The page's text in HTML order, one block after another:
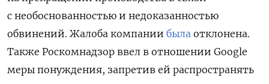
с необоснованностью и недоказанностью
обвинений. Жалоба компании была отклонена.
Также Роскомнадзор ввел в отношении Google
меры понуждения, запретив ей распространять